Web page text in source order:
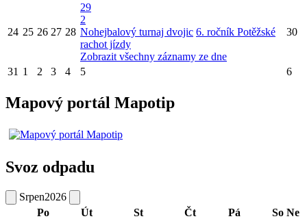
24 25 26 27 28
29
2
Nohejbalový turnaj dvojic 6. ročník Potěžské
rachot jízdy
Zobrazit všechny záznamy ze dne
30
31 1 2 3 4 5 6
Mapový portál Mapotip
Svoz odpadu
Srpen2026
Po
Út St Čt Pá So Ne